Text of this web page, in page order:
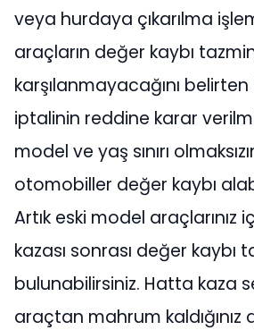
veya hurdaya çıkarılma
araçların değer kaybı
karşılanmayacağını
iptalinin reddine karar
model ve yaş sınırı
otomobiller değer kaybı
Artık eski model araçlarınız
kazası sonrası değer kaybı
bulunabilirsiniz. Hatta kaza
araçtan mahrum kaldığınız